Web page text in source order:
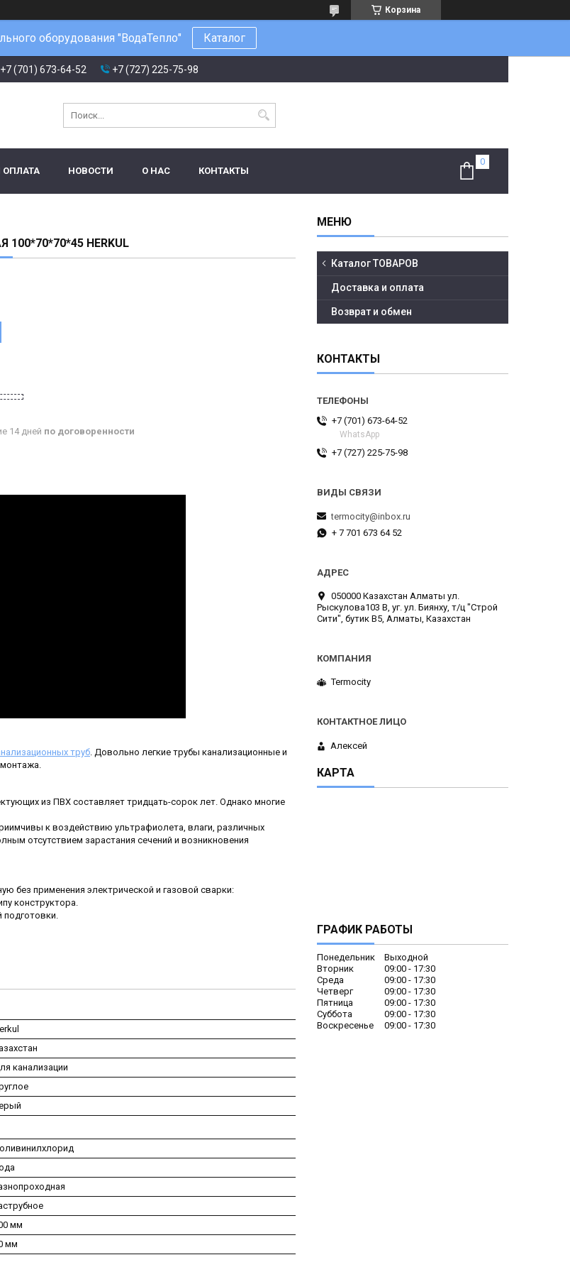
Корзина
оборудования "ВодаТепло" Каталог
+7 (701) 673-64-52 +7 (727) 225-75-98
ОПЛАТА НОВОСТИ О НАС КОНТАКТЫ
HERKUL
14 дней по договоренности
труб. Довольно легкие трубы канализационные и
монтажа.
из ПВХ составляет тридцать-сорок лет. Однако многие
к воздействию ультрафиолета, влаги, различных
отсутствием зарастания сечений и возникновения
без применения электрической и газовой сварки:
конструктора.
подготовки.
канализации
мм
мм
Каталог ТОВАРОВ
Доставка и оплата
Возврат и обмен
КОНТАКТЫ
+7 (701) 673-64-52
WhatsApp
+7 (727) 225-75-98
termocity@inbox.ru
+ 7 701 673 64 52
050000 Казахстан Алматы ул.
Рыскулова103 В, уг. ул. Биянху, т/ц "Строй
Сити", бутик В5, Алматы, Казахстан
Termocity
Алексей
КАРТА
ГРАФИК РАБОТЫ
Понедельник
Выходной
Вторник
09:00
17:30
Среда
09:00
17:30
Четверг
09:00
17:30
Пятница
09:00
17:30
Суббота
09:00
17:30
Воскресенье
09:00 17:30